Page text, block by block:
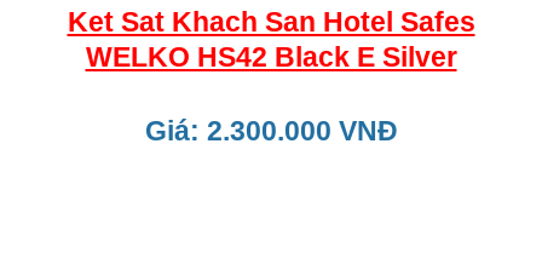
Ket Sat Khach San Hotel Safes
WELKO HS42 Black E Silver
Giá: 2.300.000 VNĐ